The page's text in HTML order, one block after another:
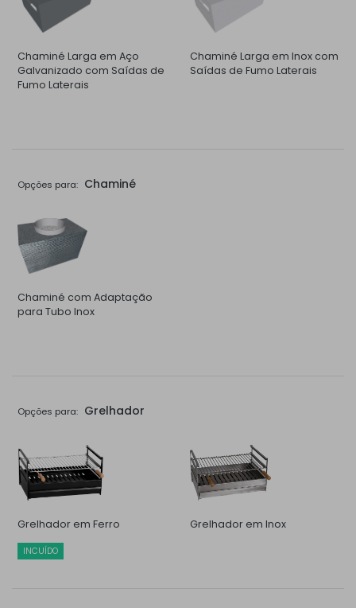
Chaminé Larga em Aço
Galvanizado com Saídas de
Fumo Laterais
Chaminé Larga em Inox com
Saídas de Fumo Laterais
Opções para: Chaminé
Chaminé com Adaptação
para Tubo Inox
Opções para: Grelhador
Grelhador em Ferro
INCUÍDO
Grelhador em Inox